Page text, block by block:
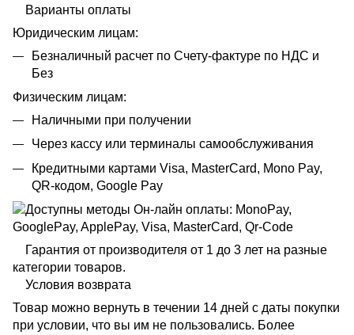
Варианты оплаты
Юридическим лицам:
Безналичный расчет по Счету-фактуре по НДС и
Без
Физическим лицам:
Наличными при получении
Через кассу или терминалы самообслуживания
Кредитными картами Visa, MasterCard, Mono Pay,
QR-кодом, Google Pay
Гарантия от производителя от 1 до 3 лет на разные
категории товаров.
Условия возврата
Товар можно вернуть в течении 14 дней с даты покупки
при условии, что вы им не пользовались. Более